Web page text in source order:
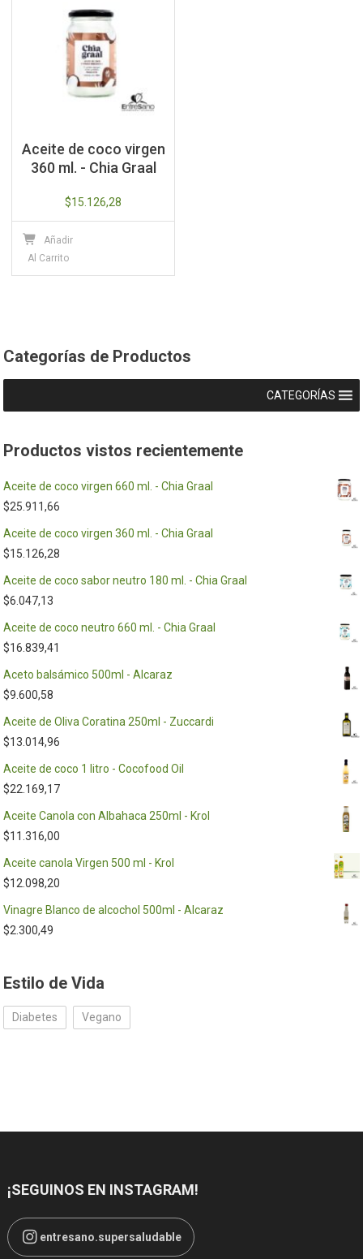
Aceite de coco virgen
360 ml. - Chia Graal
$15.126,28
Añadir
Al Carrito
Categorías de Productos
CATEGORÍAS
Productos vistos recientemente
Aceite de coco virgen 660 ml. - Chia Graal
$25.911,66
Aceite de coco virgen 360 ml. - Chia Graal
$15.126,28
Aceite de coco sabor neutro 180 ml. - Chia Graal
$6.047,13
Aceite de coco neutro 660 ml. - Chia Graal
$16.839,41
Aceto balsámico 500ml - Alcaraz
$9.600,58
Aceite de Oliva Coratina 250ml - Zuccardi
$13.014,96
Aceite de coco 1 litro - Cocofood Oil
$22.169,17
Aceite Canola con Albahaca 250ml - Krol
$11.316,00
Aceite canola Virgen 500 ml - Krol
$12.098,20
Vinagre Blanco de alcochol 500ml - Alcaraz
$2.300,49
Estilo de Vida
Diabetes Vegano
¡SEGUINOS EN INSTAGRAM!
entresano.supersaludable